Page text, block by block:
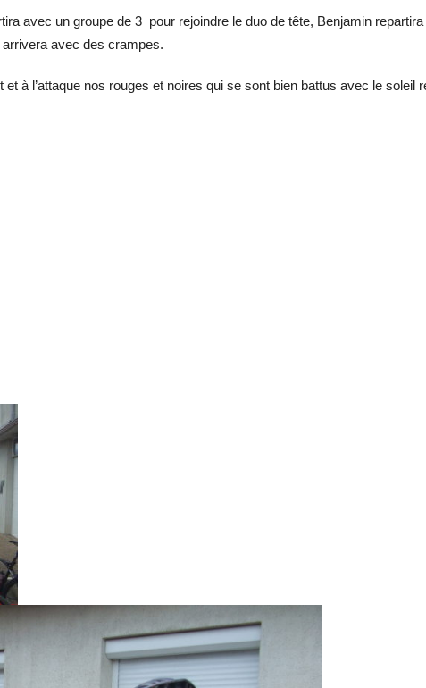
avec un groupe de 3 pour rejoindre le duo de tête, Benjamin
avec des crampes.
à l’attaque nos rouges et noires qui se sont bien battus avec le soleil